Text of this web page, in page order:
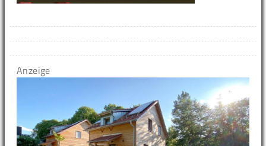
Anzeige